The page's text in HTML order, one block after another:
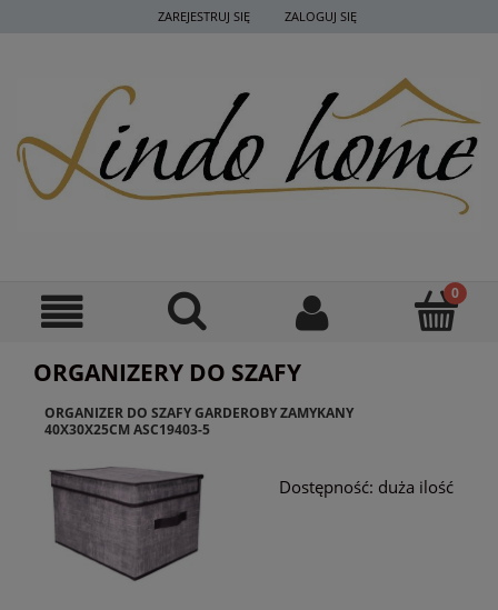
ZAREJESTRUJ SIĘ ZALOGUJ SIĘ
ORGANIZERY DO SZAFY
ORGANIZER DO SZAFY GARDEROBY ZAMYKANY
40X30X25CM ASC19403-5
Dostępność: duża ilość